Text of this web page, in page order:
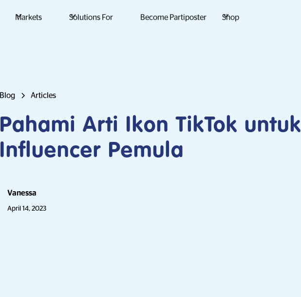
Markets Solutions For Become Partiposter Shop
Blog Articles
Pahami Arti Ikon TikTok untuk
Influencer Pemula
Vanessa
April 14, 2023